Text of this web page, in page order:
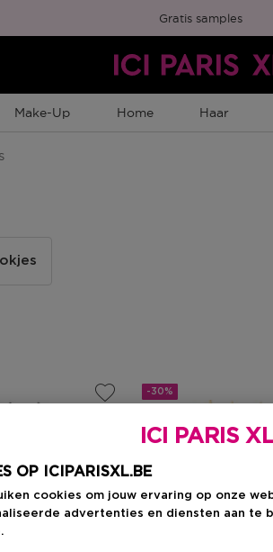
Gratis samples
Make-Up Home Haar
-30%
ICI PARIS
OP ICIPARISXL.BE
cookies om jouw ervaring op onze
advertenties en diensten aan te